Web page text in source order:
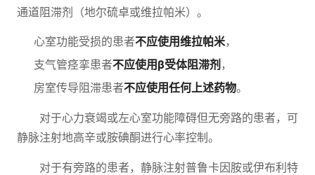
通道阻滞剂（地尔硫卓或维拉帕米）。
心室功能受损的患者不应使用维拉帕米，
支气管痉挛患者不应使用β受体阻滞剂 ，
房室传导阻滞患者不应使用任何上述药物。
对于心力衰竭或左心室功能障碍但无旁路的患者，可
静脉注射地高辛或胺碘酮进行心率控制。
对于有旁路的患者，静脉注射普鲁卡因胺或伊布利特